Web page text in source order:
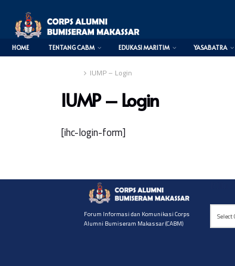
HOME TENTANG CABM EDUKASI MARITIM YASABATRA
IUMP – Login
IUMP – Login
[ihc-login-form]
Forum Informasi dan Komunikasi Corps
Alumni Bumiseram Makassar (CABM)
Pilih
Artikel
yg
Select